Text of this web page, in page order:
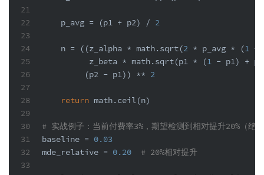
21
22
23
24
25
26
27
28
29
30
31
32
33
    p_avg = (p1 + p2) /
2
    n = ((z_alpha * math.sqrt(
2 * p_avg * (1 -
          z_beta * math.sqrt(p1 * (
1 - p1) +
         (p2 - p1)) **
2
return math.ceil(n)
# 实战例子：当前付费率3%，期望检测到相对提升20%（绝
baseline = 0.03
mde_relative = 0.20 # 20%相对提升